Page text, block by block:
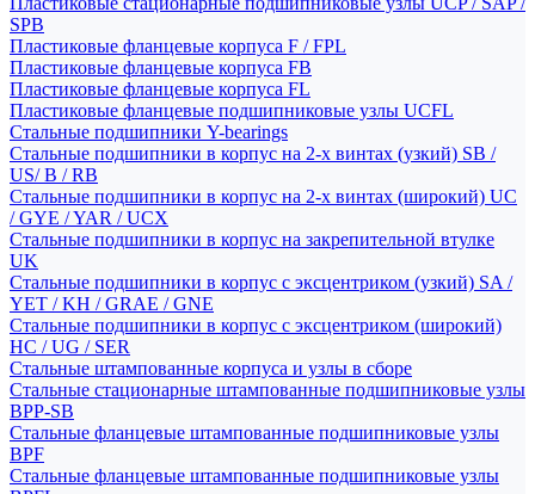
SPB
Пластиковые фланцевые корпуса F / FPL
Пластиковые фланцевые корпуса FB
Пластиковые фланцевые корпуса FL
Пластиковые фланцевые подшипниковые узлы UCFL
Стальные подшипники Y-bearings
Стальные подшипники в корпус на 2-х винтах (узкий) SB /
US/ B / RB
Стальные подшипники в корпус на 2-х винтах (широкий) UC
/ GYE / YAR / UCX
Стальные подшипники в корпус на закрепительной втулке
UK
Стальные подшипники в корпус с эксцентриком (узкий) SA /
YET / KH / GRAE / GNE
Стальные подшипники в корпус с эксцентриком (широкий)
HC / UG / SER
Стальные штампованные корпуса и узлы в сборе
Стальные стационарные штампованные подшипниковые узлы
BPP-SB
Стальные фланцевые штампованные подшипниковые узлы
BPF
Стальные фланцевые штампованные подшипниковые узлы